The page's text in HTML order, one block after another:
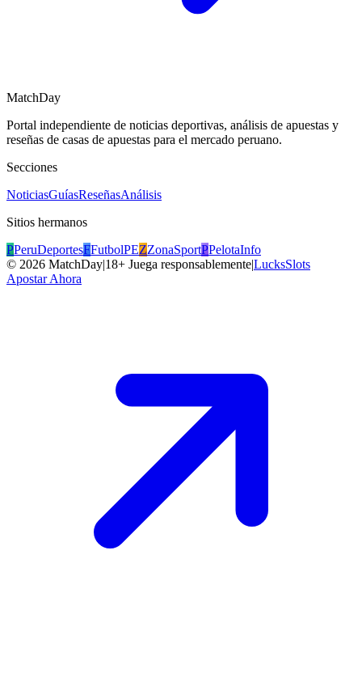
MatchDay
Portal independiente de noticias deportivas, análisis de apuestas y
reseñas de casas de apuestas para el mercado peruano.
Secciones
NoticiasGuíasReseñasAnálisis
Sitios hermanos
PPeruDeportesFFutbolPEZZonaSportPPelotaInfo
© 2026 MatchDay|18+ Juega responsablemente|LucksSlots
Apostar Ahora